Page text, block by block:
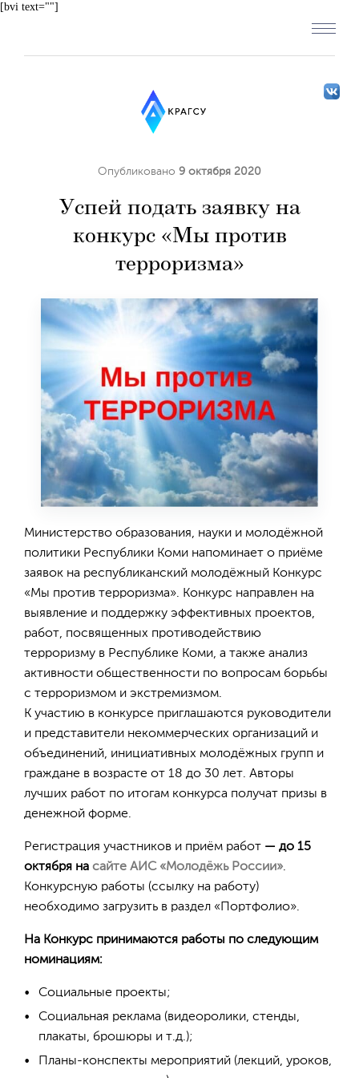
[bvi text=""]
Опубликовано 9 октября 2020
Успей подать заявку на
конкурс «Мы против
терроризма»
Министерство образования, науки и молодёжной
политики Республики Коми напоминает о приёме
заявок на республиканский молодёжный Конкурс
«Мы против терроризма». Конкурс направлен на
выявление и поддержку эффективных проектов,
работ, посвященных противодействию
терроризму в Республике Коми, а также анализ
активности общественности по вопросам борьбы
с терроризмом и экстремизмом.
К участию в конкурсе приглашаются руководители
и представители некоммерческих организаций и
объединений, инициативных молодёжных групп и
граждане в возрасте от 18 до 30 лет. Авторы
лучших работ по итогам конкурса получат призы в
денежной форме.
Регистрация участников и приём работ — до 15
октября на сайте АИС «Молодёжь России».
Конкурсную работы (ссылку на работу)
необходимо загрузить в раздел «Портфолио».
На Конкурс принимаются работы по следующим
номинациям:
Социальные проекты;
Социальная реклама (видеоролики, стенды,
плакаты, брошюры и т.д.);
Планы-конспекты мероприятий (лекций, уроков,